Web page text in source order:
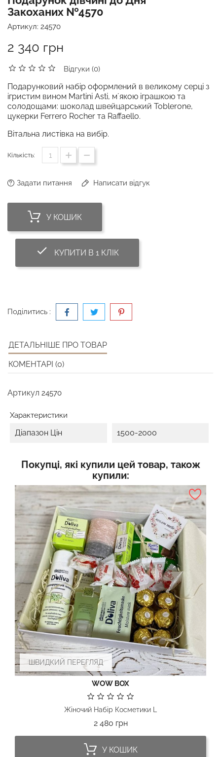
Закоханих №4570
Артикул: 24570
2 340 грн
Відгуки (0)
Подарунковий набір оформлений в великому серці з
ігристим вином Martini Asti, мʼякою іграшкою та
солодощами: шоколад швейцарський Toblerone,
цукерки Ferrero Rocher та Raffaello.
Вітальна листівка на вибір.
Кількість:
Задати питання Написати відгук
У КОШИК
done_outline
КУПИТИ В 1 КЛІК
Поділитись :
ДЕТАЛЬНІШЕ ПРО ТОВАР
КОМЕНТАРІ (0)
Артикул 24570
Характеристики
Діапазон Цін 1500-2000
Покупці, які купили цей товар, також
купили:
ШВИДКИЙ ПЕРЕГЛЯД
WOW BOX
Жіночий Набір Косметики L
2 480 грнЦіна
У КОШИК